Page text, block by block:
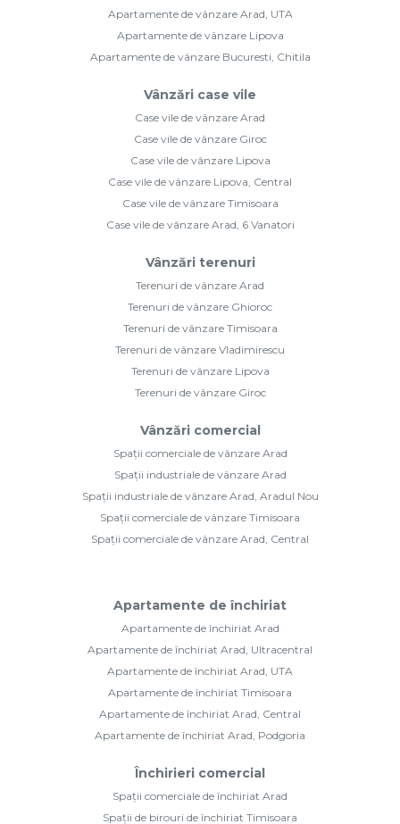
Apartamente de vânzare Arad, UTA
Apartamente de vânzare Lipova
Apartamente de vânzare Bucuresti, Chitila
Vânzări case vile
Case vile de vânzare Arad
Case vile de vânzare Giroc
Case vile de vânzare Lipova
Case vile de vânzare Lipova, Central
Case vile de vânzare Timisoara
Case vile de vânzare Arad, 6 Vanatori
Vânzări terenuri
Terenuri de vânzare Arad
Terenuri de vânzare Ghioroc
Terenuri de vânzare Timisoara
Terenuri de vânzare Vladimirescu
Terenuri de vânzare Lipova
Terenuri de vânzare Giroc
Vânzări comercial
Spații comerciale de vânzare Arad
Spații industriale de vânzare Arad
Spații industriale de vânzare Arad, Aradul Nou
Spații comerciale de vânzare Timisoara
Spații comerciale de vânzare Arad, Central
Apartamente de închiriat
Apartamente de închiriat Arad
Apartamente de închiriat Arad, Ultracentral
Apartamente de închiriat Arad, UTA
Apartamente de închiriat Timisoara
Apartamente de închiriat Arad, Central
Apartamente de închiriat Arad, Podgoria
Închirieri comercial
Spații comerciale de închiriat Arad
Spații de birouri de închiriat Timisoara